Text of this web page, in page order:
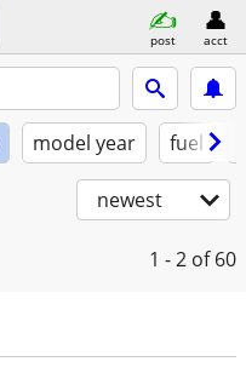
post acct
model year fuel
newest
1 - 2 of 60